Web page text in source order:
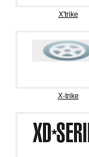
X'trike
X-trike